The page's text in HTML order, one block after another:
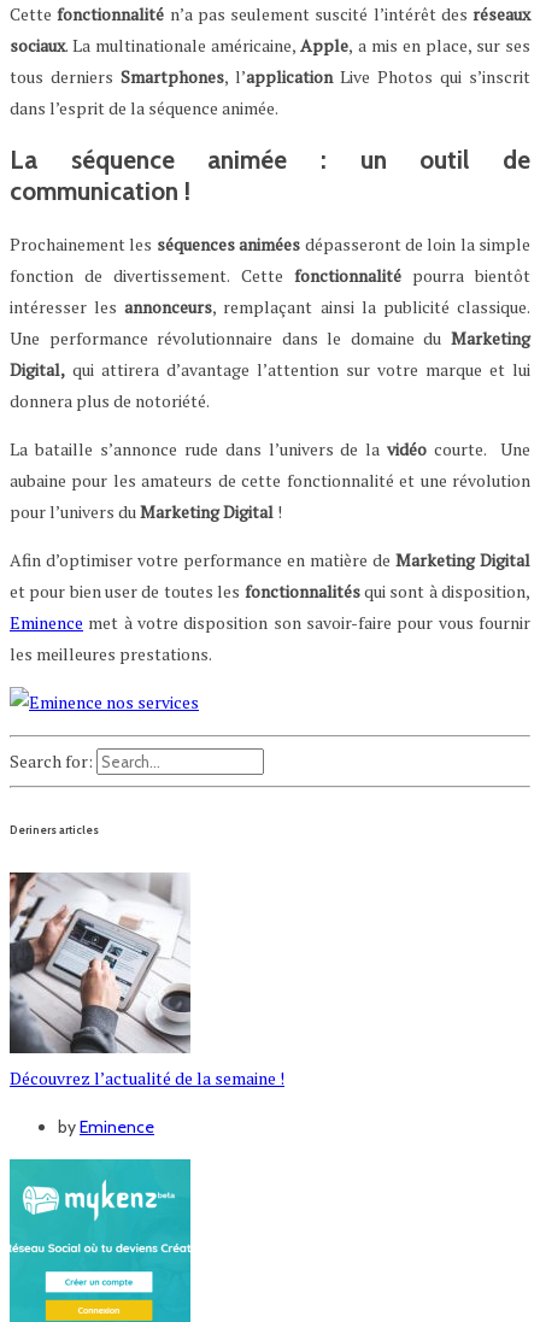
Cettefonctionnalité n’a pas seulement suscité l’intérêt des réseaux
sociaux. La multinationale américaine,Apple, a mis en place, sur ses
tous derniers Smartphones, l’applicationLive Photos qui s’inscrit
dans l’esprit de la séquence animée.
La séquence animée : un outil de
communication !
Prochainement les séquencesanimées dépasseront de loin la simple
fonction de divertissement. Cette fonctionnalitépourra bientôt
intéresser lesannonceurs, remplaçant ainsi la publicité classique.
Une performance révolutionnaire dans le domaine du Marketing
Digital, qui attirera d’avantage l’attention sur votre marque et lui
donnera plus de notoriété.
La bataille s’annonce rude dans l’univers de lavidéo courte. Une
aubaine pour les amateurs de cette fonctionnalité et une révolution
pour l’univers duMarketingDigital !
Afin d’optimiser votre performance en matière de Marketing Digital
et pour bien user de toutes les fonctionnalitésqui sont à disposition,
Eminence met à votre disposition son savoir-faire pour vous fournir
les meilleures prestations.
Search for:
Deriners articles
Découvrez l’actualité de la semaine !
byEminence